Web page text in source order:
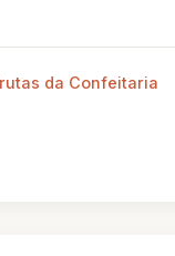
da Confeitaria